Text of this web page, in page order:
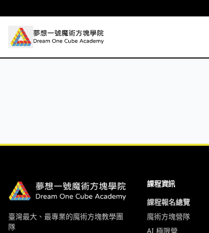
臺灣最大、最專業的魔術方塊教學團
隊
課程資訊
課程報名總覽
魔術方塊營隊
AI 極限營